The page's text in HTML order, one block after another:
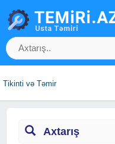
Tikinti və Təmir
Axtarış